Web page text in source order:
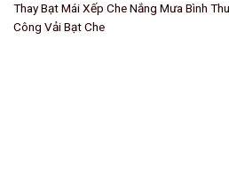
Thay Bạt Mái Xếp Che Nắng Mưa Bình
Công Vải Bạt Che